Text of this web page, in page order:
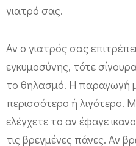
γιατρό σας.
Αν ο γιατρός σας
εγκυμοσύνης, τότε
το θηλασμό. Η παραγωγή
περισσότερο ή λιγότερο.
ελέγχετε το αν έφαγε
τις βρεγμένες πάνες. Αν